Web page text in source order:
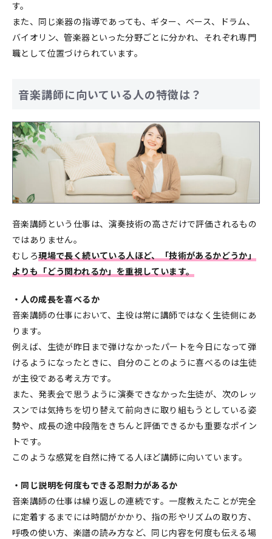
す。
また、同じ楽器の指導であっても、ギター、ベース、ドラム、
バイオリン、管楽器といった分野ごとに分かれ、それぞれ専門
職として位置づけられています。
音楽講師に向いている人の特徴は？
音楽講師という仕事は、演奏技術の高さだけで評価されるもの
ではありません。
むしろ現場で長く続いている人ほど、
「技術があるかどうか」
よりも「どう関われるか」を重視しています。
・人の成長を喜べるか
音楽講師の仕事において、主役は常に講師ではなく生徒側にあ
ります。
例えば、生徒が昨日まで弾けなかったパートを今日になって弾
けるようになったときに、自分のことのように喜べるのは生徒
が主役である考え方です。
また、発表会で思うように演奏できなかった生徒が、次のレッ
スンでは気持ちを切り替えて前向きに取り組もうとしている姿
勢や、成長の途中段階をきちんと評価できるかも重要なポイン
トです。
このような感覚を自然に持てる人ほど講師に向いています。
・同じ説明を何度もできる忍耐力があるか
音楽講師の仕事は繰り返しの連続です。一度教えたことが完全
に定着するまでには時間がかかり、指の形やリズムの取り方、
呼吸の使い方、楽譜の読み方など、同じ内容を何度も伝える場